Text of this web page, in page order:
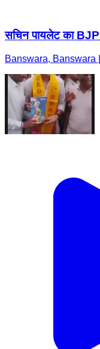
सचिन पायलेट का BJP
Banswara, Banswara